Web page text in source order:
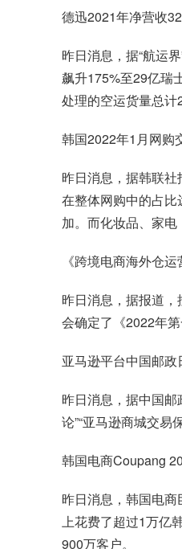
德迅2021年净营收
昨日消息，据“航运
飙升175%至29亿瑞
处理的空运货量总计
韩国2022年1月网购
昨日消息，据韩联
在整体网购中的占
加。而化妆品、家电
《跨境电商海外仓运
昨日消息，据报道
会确定了《2022年
亚马逊平台中国邮
昨日消息，据中国
论”“亚马逊商城交易
韩国电商Coupang
昨日消息， 韩国电商
上花费了超过1万亿
900万客户。